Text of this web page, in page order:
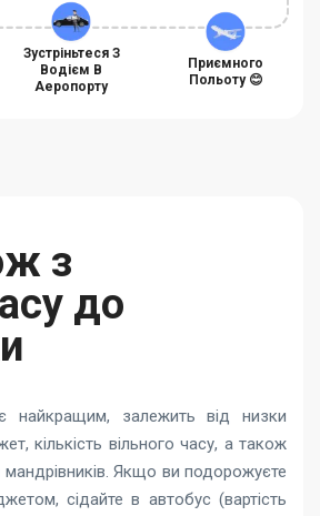
Зустріньтеся З
Водієм В
Аеропорту
Приємного
Польоту 😊
з
до
найкращим, залежить від низки
кількість вільного часу, а також
мандрівників. Якщо ви подорожуєте
сідайте в автобус (вартість